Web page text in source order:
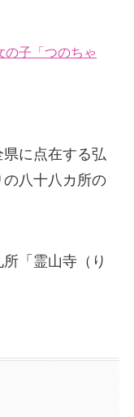
の子「つのちゃ
に点在する弘
八十八カ所の
「霊山寺（り